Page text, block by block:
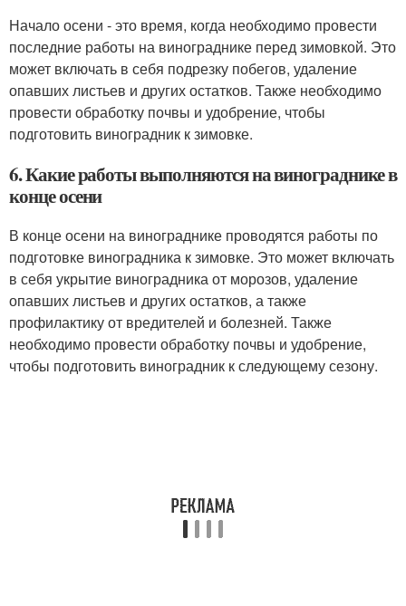
Начало осени - это время, когда необходимо провести
последние работы на винограднике перед зимовкой. Это
может включать в себя подрезку побегов, удаление
опавших листьев и других остатков. Также необходимо
провести обработку почвы и удобрение, чтобы
подготовить виноградник к зимовке.
6. Какие работы выполняются на винограднике в
конце осени
В конце осени на винограднике проводятся работы по
подготовке виноградника к зимовке. Это может включать
в себя укрытие виноградника от морозов, удаление
опавших листьев и других остатков, а также
профилактику от вредителей и болезней. Также
необходимо провести обработку почвы и удобрение,
чтобы подготовить виноградник к следующему сезону.